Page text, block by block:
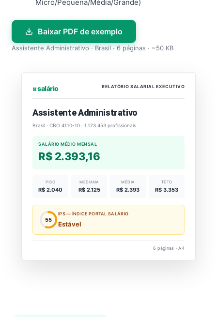
Micro/Pequena/Média/Grande)
Baixar PDF de exemplo
Assistente Administrativo · Brasil · 6 páginas · ~50 KB
⏐⏐⏐ salário RELATÓRIO SALARIAL EXECUTIVO
Assistente Administrativo
Brasil · CBO 4110-10 · 1.173.453 profissionais
SALÁRIO MÉDIO MENSAL
R$ 2.393,16
PISO
R$ 2.040
MEDIANA
R$ 2.125
MÉDIA
R$ 2.393
TETO
R$ 3.353
55
IPS — ÍNDICE PORTAL SALÁRIO
Estável
6 páginas · A4